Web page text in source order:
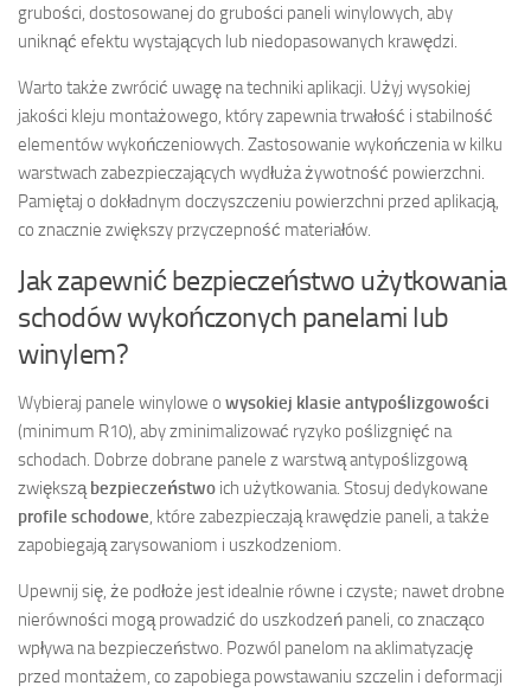
grubości, dostosowanej do grubości paneli winylowych, aby
uniknąć efektu wystających lub niedopasowanych krawędzi.
Warto także zwrócić uwagę na techniki aplikacji. Użyj wysokiej
jakości kleju montażowego, który zapewnia trwałość i stabilność
elementów wykończeniowych. Zastosowanie wykończenia w kilku
warstwach zabezpieczających wydłuża żywotność powierzchni.
Pamiętaj o dokładnym doczyszczeniu powierzchni przed aplikacją,
co znacznie zwiększy przyczepność materiałów.
Jak zapewnić bezpieczeństwo użytkowania
schodów wykończonych panelami lub
winylem?
Wybieraj panele winylowe o wysokiej klasie antypoślizgowości
(minimum R10), aby zminimalizować ryzyko poślizgnięć na
schodach. Dobrze dobrane panele z warstwą antypoślizgową
zwiększą bezpieczeństwo ich użytkowania. Stosuj dedykowane
profile schodowe , które zabezpieczają krawędzie paneli, a także
zapobiegają zarysowaniom i uszkodzeniom.
Upewnij się, że podłoże jest idealnie równe i czyste; nawet drobne
nierówności mogą prowadzić do uszkodzeń paneli, co znacząco
wpływa na bezpieczeństwo. Pozwól panelom na aklimatyzację
przed montażem, co zapobiega powstawaniu szczelin i deformacji